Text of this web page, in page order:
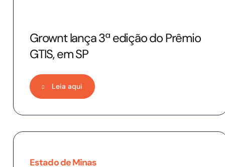
Grownt lança 3ª edição do Prêmio
GTIS, em SP
Leia aqui
Estado de Minas